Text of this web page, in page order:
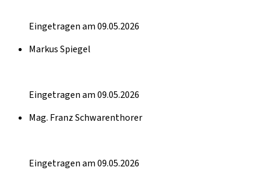
Eingetragen am 09.05.2026
Markus Spiegel
Eingetragen am 09.05.2026
Mag. Franz Schwarenthorer
Eingetragen am 09.05.2026